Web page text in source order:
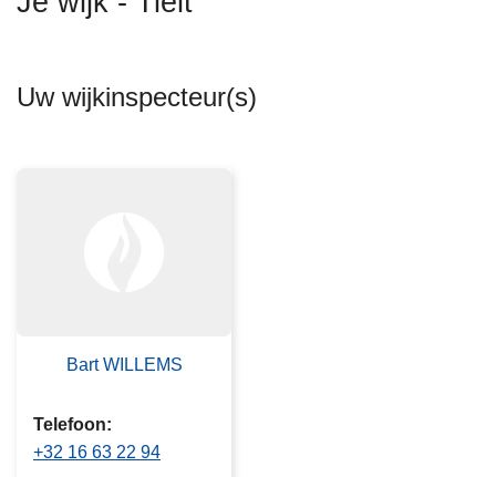
Uw wijkinspecteur(s)
Bart WILLEMS
Telefoon
+32 16 63 22 94